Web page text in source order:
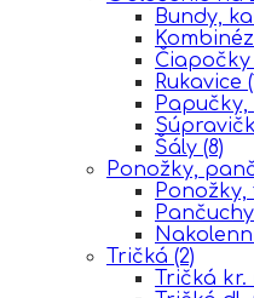
Bundy,
Čiapočky
Rukavice
Šály (8)
Ponožky,
Pančuchy
Tričká (2)
Tričká kr.